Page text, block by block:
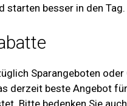
starten besser in den Tag.
Sparangeboten oder
derzeit beste Angebot
Bitte bedenken Sie